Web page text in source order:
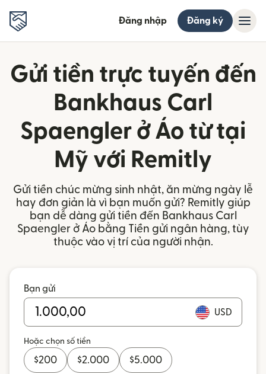
Đăng nhập Đăng ký
Gửi tiền trực tuyến đến
Bankhaus Carl
Spaengler ở Áo từ tại
Mỹ với Remitly
Gửi tiền chúc mừng sinh nhật, ăn mừng ngày lễ
hay đơn giản là vì bạn muốn gửi? Remitly giúp
bạn dễ dàng gửi tiền đến Bankhaus Carl
Spaengler ở Áo bằng Tiền gửi ngân hàng, tùy
thuộc vào vị trí của người nhận.
Bạn gửi
USD
Hoặc chọn số tiền
$200 $2.000 $5.000